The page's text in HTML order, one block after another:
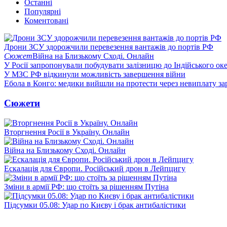
Останні
Популярні
Коментовані
Дрони ЗСУ здорожчили перевезення вантажів до портів РФ
СюжетВійна на Близькому Сході. Онлайн
У Росії запропонували побудувати залізницю до Індійського
У МЗС РФ відкинули можливість завершення війни
Ебола в Конго: медики вийшли на протести через невиплату
Сюжети
Вторгнення Росії в Україну. Онлайн
Війна на Близькому Сході. Онлайн
Ескалація для Європи. Російський дрон в Лейпцигу
Зміни в армії РФ: що стоїть за рішенням Путіна
Підсумки 05.08: Удар по Києву і брак антибалістики